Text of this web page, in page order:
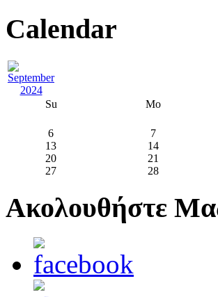
Calendar
Su Mo
6
7
13
14
20
21
27
28
Ακολουθήστε